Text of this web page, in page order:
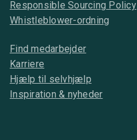
Responsible Sourcing Policy
Whistleblower-ordning
Find medarbejder
Karriere
Hjælp til selvhjælp
Inspiration & nyheder